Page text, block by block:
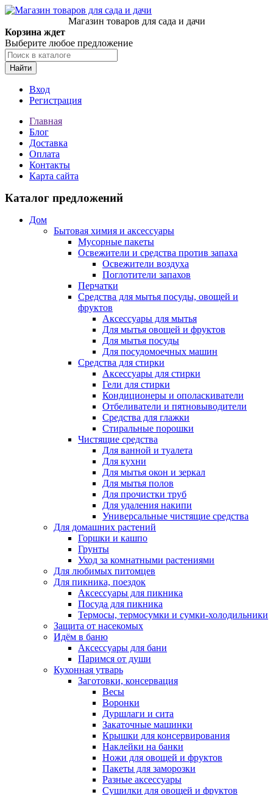
Магазин товаров для сада и дачи
Корзина ждет
Выберите любое предложение
Найти
Вход
Регистрация
Главная
Блог
Доставка
Оплата
Контакты
Карта сайта
Каталог предложений
Дом
Бытовая химия и аксессуары
Мусорные пакеты
Освежители и средства против запаха
Освежители воздуха
Поглотители запахов
Перчатки
Средства для мытья посуды, овощей и
фруктов
Аксессуары для мытья
Для мытья овощей и фруктов
Для мытья посуды
Для посудомоечных машин
Средства для стирки
Аксессуары для стирки
Гели для стирки
Кондиционеры и ополаскиватели
Отбеливатели и пятновыводители
Средства для глажки
Стиральные порошки
Чистящие средства
Для ванной и туалета
Для кухни
Для мытья окон и зеркал
Для мытья полов
Для прочистки труб
Для удаления накипи
Универсальные чистящие средства
Для домашних растений
Горшки и кашпо
Грунты
Уход за комнатными растениями
Для любимых питомцев
Для пикника, поездок
Аксессуары для пикника
Посуда для пикника
Термосы, термосумки и сумки-холодильники
Защита от насекомых
Идём в баню
Аксессуары для бани
Паримся от души
Кухонная утварь
Заготовки, консервация
Весы
Воронки
Дуршлаги и сита
Закаточные машинки
Крышки для консервирования
Наклейки на банки
Ножи для овощей и фруктов
Пакеты для заморозки
Разные аксессуары
Сушилки для овощей и фруктов